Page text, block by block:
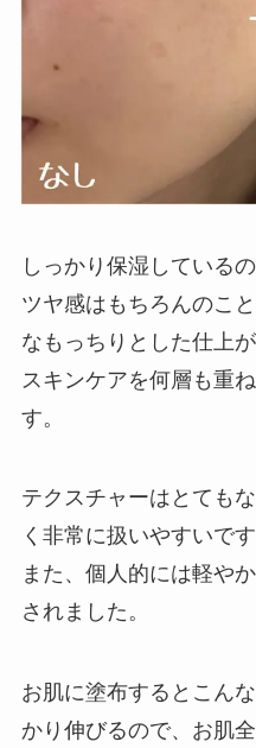
しっかり保湿している
ツヤ感はもちろんのこ
なもっちりとした仕上
スキンケアを何層も重
す。
テクスチャーはとても
く非常に扱いやすいです
また、個人的には軽や
されました。
お肌に塗布するとこん
かり伸びるので、お肌